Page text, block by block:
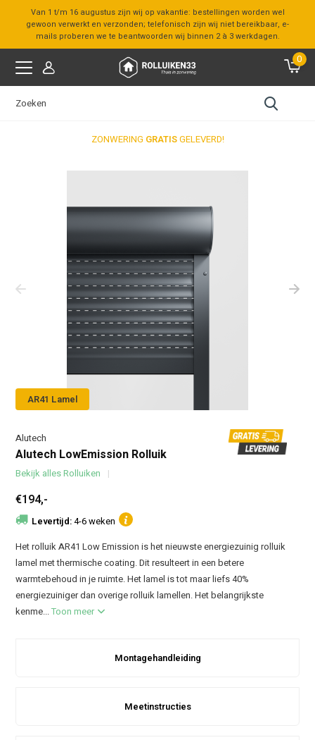
Van 1 t/m 16 augustus zijn wij op vakantie: bestellingen worden wel
gewoon verwerkt en verzonden; telefonisch zijn wij niet bereikbaar, e-
mails proberen we te beantwoorden wij binnen 2 à 3 werkdagen.
0
ZONWERING GRATISGELEVERD!
AR41 Lamel
Alutech
Alutech LowEmission Rolluik
Bekijk alles Rolluiken
€194,-
Levertijd:4-6 weken
Het rolluik AR41 Low Emission is het nieuwste energiezuinig rolluik
lamel met thermische coating. Dit resulteert in een betere
warmtebehoud in je ruimte. Het lamel is tot maar liefs 40%
energiezuiniger dan overige rolluik lamellen. Het belangrijkste
kenme...Toon meer
Montagehandleiding
Meetinstructies